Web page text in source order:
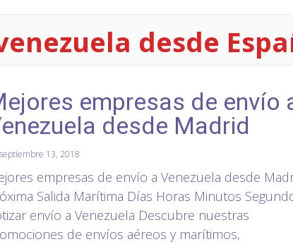
desde
empresas de envío
desde Madrid
septiembre 13, 2018
empresas de envío a Venezuela desde
Salida Marítima Días Horas Minutos
envío a Venezuela Descubre nuestras
de envíos aéreos y marítimos,